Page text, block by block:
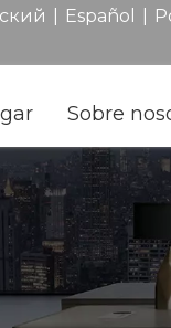
Español
Sobre